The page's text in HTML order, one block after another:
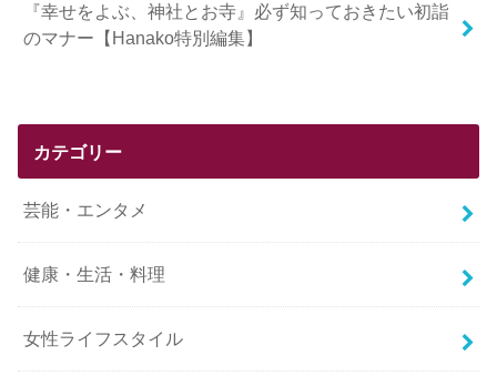
『幸せをよぶ、神社とお寺』必ず知っておきたい初詣
のマナー【Hanako特別編集】
カテゴリー
芸能・エンタメ
健康・生活・料理
女性ライフスタイル